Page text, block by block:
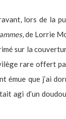
lors de la
, de Lorrie
sur la
rare offert
émue que j’ai
agi d’un